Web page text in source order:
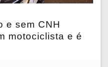
e sem CNH
motociclista e é